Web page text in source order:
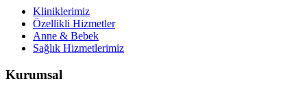
Kliniklerimiz
Özellikli Hizmetler
Anne & Bebek
Sağlık Hizmetlerimiz
Kurumsal